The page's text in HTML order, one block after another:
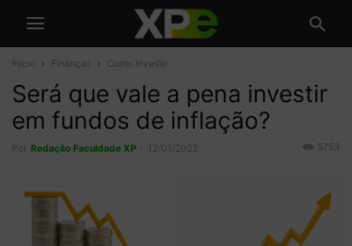
Início Finanças Como Investir
Será que vale a pena investir
em fundos de inflação?
Por Redação Faculdade XP 12/01/2022 5753